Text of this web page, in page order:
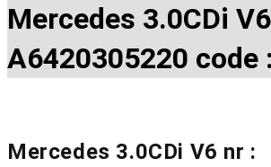
Mercedes 3.0CDi
A6420305220 code
Mercedes 3.0CDi V6 nr :